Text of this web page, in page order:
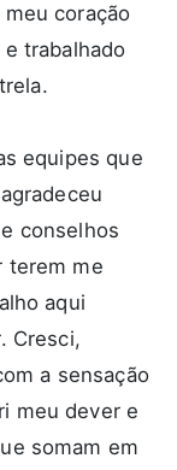
coração
trabalhado
equipes que
conselhos
terem me
aqui
Cresci,
a sensação
meu dever e
somam em